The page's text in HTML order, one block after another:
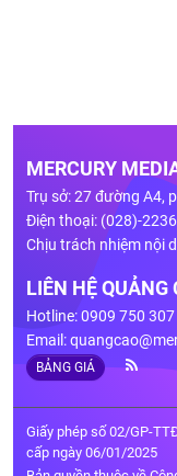
MERCURY
Trụ sở: 27 đường A4,
Điện thoại: (028)-
Chịu trách nhiệm nội
LIÊN HỆ QUẢNG
Hotline: 0909 750 307
Email:
BẢNG GIÁ
Giấy phép số 02/GP-
cấp ngày 06/01/2025